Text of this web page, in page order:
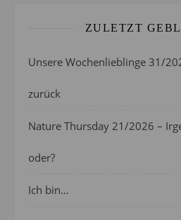
ZULETZT
Unsere Wochenlieblinge 31/
zurück
Nature Thursday 21/2026 –
oder?
Ich bin…